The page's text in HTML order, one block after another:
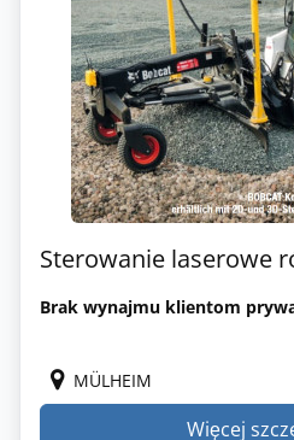
Sterowanie laserowe
Brak wynajmu klientom
MÜLHEIM
Więcej